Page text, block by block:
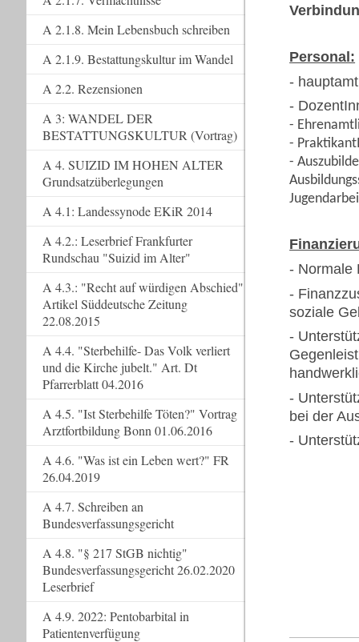
Personal:
-
-
-
-
-
- Normale
-
soziale
-
-
bei der
-
A 2.1.8. Mein Lebensbuch schreiben
A 2.1.9. Bestattungskultur im Wandel
A 2.2. Rezensionen
A 3: WANDEL DER
BESTATTUNGSKULTUR (Vortrag)
A 4. SUIZID IM HOHEN ALTER
Grundsatzüberlegungen
A 4.1: Landessynode EKiR 2014
A 4.2.: Leserbrief Frankfurter
Rundschau "Suizid im Alter"
A 4.3.: "Recht auf würdigen Abschied"
Artikel Süddeutsche Zeitung
22.08.2015
A 4.4. "Sterbehilfe- Das Volk verliert
und die Kirche jubelt." Art. Dt
Pfarrerblatt 04.2016
A 4.5. "Ist Sterbehilfe Töten?" Vortrag
Arztfortbildung Bonn 01.06.2016
A 4.6. "Was ist ein Leben wert?" FR
26.04.2019
A 4.7. Schreiben an
Bundesverfassungsgericht
A 4.8. "§ 217 StGB nichtig"
Bundesverfassungsgericht 26.02.2020
Leserbrief
A 4.9. 2022: Pentobarbital in
Patientenverfügung